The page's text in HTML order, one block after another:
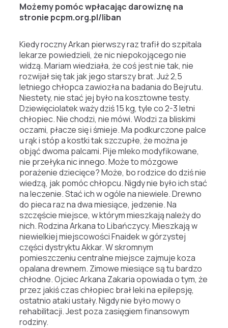
Możemy pomóc wpłacając darowiznę na
stronie pcpm.org.pl/liban
Kiedy roczny Arkan pierwszy raz trafił do szpitala
lekarze powiedzieli, że nic niepokojącego nie
widzą. Mariam wiedziała, że coś jest nie tak, nie
rozwijał się tak jak jego starszy brat. Już 2,5
letniego chłopca zawiozła na badania do Bejrutu.
Niestety, nie stać jej było na kosztowne testy.
Dziewięciolatek waży dziś 15 kg, tyle co 2-3 letni
chłopiec. Nie chodzi, nie mówi. Wodzi za bliskimi
oczami, płacze się i śmieje. Ma podkurczone palce
u rąk i stóp a kostki tak szczupłe, że można je
objąć dwoma palcami. Pije mleko modyfikowane,
nie przełyka nic innego. Może to mózgowe
porażenie dziecięce? Może, bo rodzice do dziś nie
wiedzą, jak pomóc chłopcu. Nigdy nie było ich stać
na leczenie. Stać ich w ogóle na niewiele. Drewno
do pieca raz na dwa miesiące, jedzenie. Na
szczęście miejsce, w którym mieszkają należy do
nich.Rodzina Arkana to Libańczycy. Mieszkają w
niewielkiej miejscowości Fnaidek w górzystej
części dystryktu Akkar. W skromnym
pomieszczeniu centralne miejsce zajmuje koza
opalana drewnem. Zimowe miesiące są tu bardzo
chłodne.Ojciec Arkana Zakaria opowiada o tym, że
przez jakiś czas chłopiec brał leki na epilepsję,
ostatnio ataki ustały. Nigdy nie było mowy o
rehabilitacji. Jest poza zasięgiem finansowym
rodziny.